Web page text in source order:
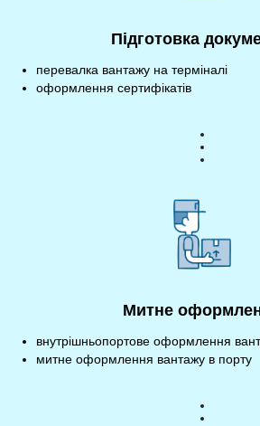
Підготовка
перевалка вантажу на терміналі
оформлення сертифікатів
Митне
внутрішньопортове оформлення
митне оформлення вантажу в порту